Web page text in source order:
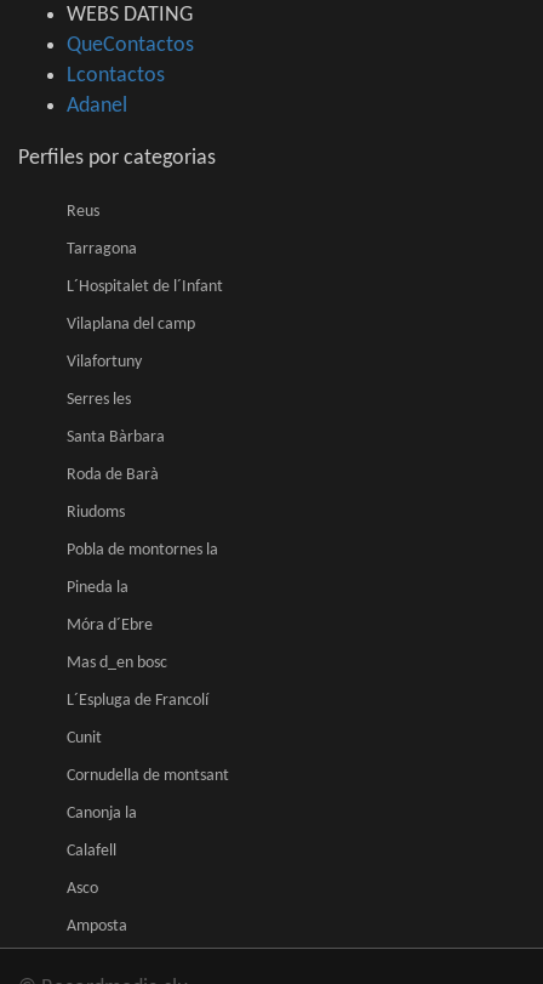
WEBS DATING
QueContactos
Lcontactos
Adanel
Perfiles por categorias
Reus
Tarragona
L´Hospitalet de l´Infant
Vilaplana del camp
Vilafortuny
Serres les
Santa Bàrbara
Roda de Barà
Riudoms
Pobla de montornes la
Pineda la
Móra d´Ebre
Mas d_en bosc
L´Espluga de Francolí
Cunit
Cornudella de montsant
Canonja la
Calafell
Asco
Amposta